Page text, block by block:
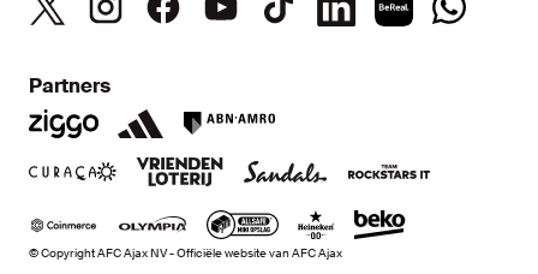
Partners
© Copyright AFC Ajax NV - Officiële website van AFC Ajax